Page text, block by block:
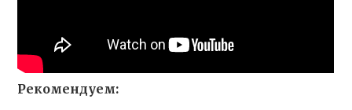
Рекомендуем: